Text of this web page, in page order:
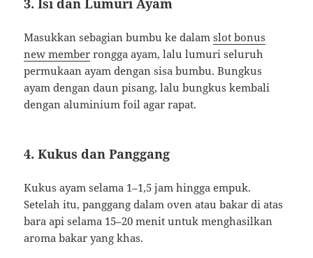
3. Isi dan Lumuri Ayam
Masukkan sebagian bumbu ke dalamslot bonus
new member rongga ayam, lalu lumuri seluruh
permukaan ayam dengan sisa bumbu. Bungkus
ayam dengan daun pisang, lalu bungkus kembali
dengan aluminium foil agar rapat.
4. Kukus dan Panggang
Kukus ayam selama 1–1,5 jam hingga empuk.
Setelah itu, panggang dalam oven atau bakar di atas
bara api selama 15–20 menit untuk menghasilkan
aroma bakar yang khas.